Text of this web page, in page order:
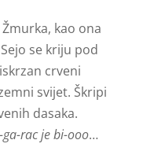
kao ona
se kriju pod
crveni
svijet. Škripi
dasaka.
rac je bi-ooo…